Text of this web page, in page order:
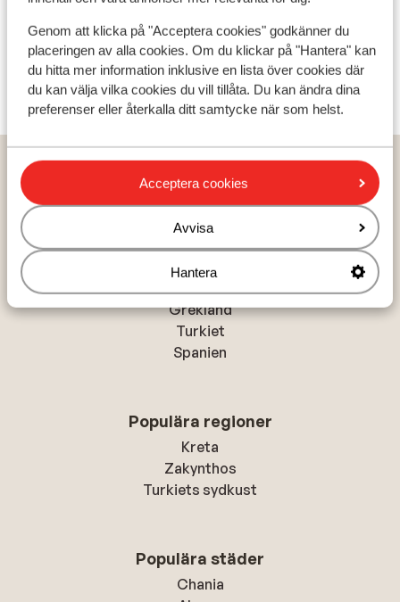
Genom att klicka på "Acceptera cookies" godkänner du
placeringen av alla cookies. Om du klickar på "Hantera" kan
du hitta mer information inklusive en lista över cookies där
du kan välja vilka cookies du vill tillåta. Du kan ändra dina
preferenser eller återkalla ditt samtycke när som helst.
Acceptera cookies
Avvisa
Hantera
Partner
Visa alla 1 omdömen
Hem Solresor Portugal Madeira
Funchal
Funchal Design Hotel
Populära länder
Grekland
Turkiet
Spanien
Populära regioner
Kreta
Zakynthos
Turkiets sydkust
Populära städer
Chania